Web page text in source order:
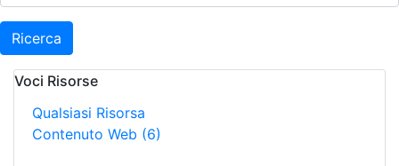
Ricerca
Voci Risorse
Qualsiasi Risorsa
Contenuto Web (6)